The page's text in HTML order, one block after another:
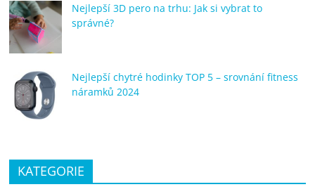
Nejlepší 3D pero na trhu: Jak si vybrat to
správné?
Nejlepší chytré hodinky TOP 5 – srovnání fitness
náramků 2024
KATEGORIE